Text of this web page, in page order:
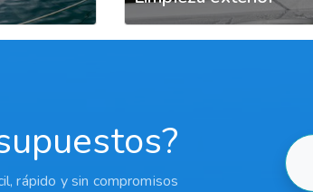
rápido y sin compromisos